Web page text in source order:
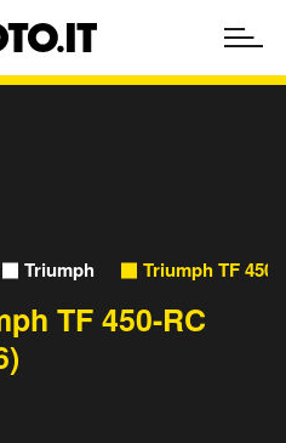
Triumph Triumph TF 450
TF 450-RC